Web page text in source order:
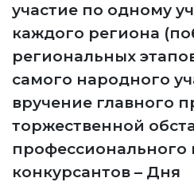
участие по одному
каждого региона
региональных
самого народного
вручение главного
торжественной
профессионального
конкурсантов – Дня